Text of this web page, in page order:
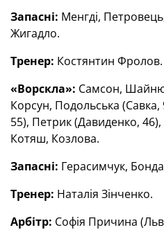
Запасні: Менгді,
Жигадло.
Тренер: Костянтин Фролов.
«Ворскла»: Самсон,
Корсун, Подольська (Савка,
55), Петрик (Давиденко, 46),
Котяш, Козлова.
Запасні: Герасимчук,
Тренер: Наталія Зінченко.
Арбітр: Софія Причина